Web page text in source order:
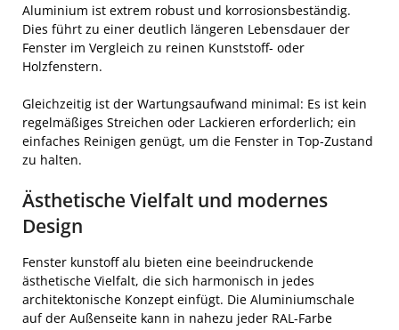
Aluminium ist extrem robust und korrosionsbeständig.
Dies führt zu einer deutlich längeren Lebensdauer der
Fenster im Vergleich zu reinen Kunststoff- oder
Holzfenstern.
Gleichzeitig ist der Wartungsaufwand minimal: Es ist kein
regelmäßiges Streichen oder Lackieren erforderlich; ein
einfaches Reinigen genügt, um die Fenster in Top-Zustand
zu halten.
Ästhetische Vielfalt und modernes
Design
Fenster kunstoff alu bieten eine beeindruckende
ästhetische Vielfalt, die sich harmonisch in jedes
architektonische Konzept einfügt. Die Aluminiumschale
auf der Außenseite kann in nahezu jeder RAL-Farbe